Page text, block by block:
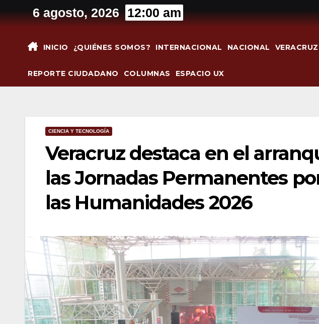
al
6 agosto, 2026 12:00 am
INICIO ¿QUIÉNES SOMOS? INTERNACIONAL NACIONAL VERACRUZ
REPORTE CIUDADANO COLUMNAS ESPACIO UX
CIENCIA Y TECNOLOGÍA
Veracruz destaca en el
las Jornadas Permanentes
las Humanidades 2026